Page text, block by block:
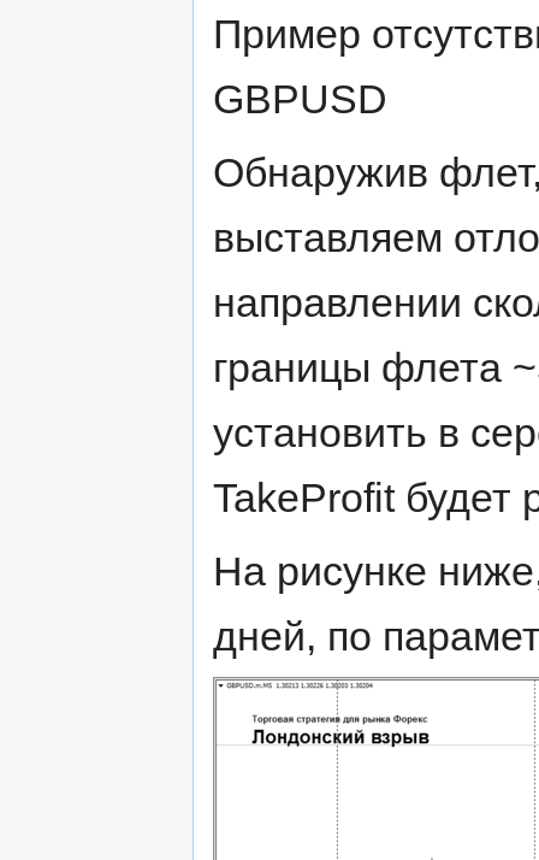
Пример
GBPUSD
Обнаружив
выставляем
направлении
границы флета
установить в
TakeProfit будет
На рисунке
дней, по